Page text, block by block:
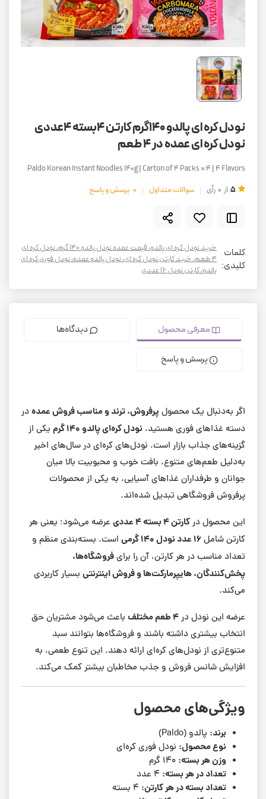
نودل کره ای پالدو 140گرم کارتن 4بسته 4عددی
نودل کره ای عمده در 4 طعم
Paldo Korean Instant Noodles 140g | Carton of 4 Packs × 4 | 4 Flavors
5 از 0 رأی سوالات متداول 0 پرسش و پاسخ
کلمات
کلیدی:
خرید نودل کره ای پالدو، قیمت عمده نودل پالدو ۱۴۰ گرم، نودل کره ای
۴ طعم، خرید کارتن نودل کره ای، نودل پالدو عمده، نودل فوری کره ای
پالدو، کارتن نودل ۱۶ عددی
معرفی محصول دیدگاه‌ها
پرسش و پاسخ
اگر به‌دنبال یک محصول پرفروش، ترند و مناسب فروش عمدهدر
دسته غذاهای فوری هستید، نودل کره‌ای پالدو ۱۴۰ گرم
یکی از
گزینه‌های جذاب بازار است. نودل‌های کره‌ای در سال‌های اخیر
به‌دلیل طعم‌های متنوع، بافت خوب و محبوبیت بالا میان
جوانان و طرفداران غذاهای آسیایی، به یکی از محصولات
پرفروش فروشگاهی تبدیل شده‌اند.
این محصول درکارتن ۴ بسته ۴ عددی
عرضه می‌شود؛ یعنی هر
کارتن شامل۱۶ عدد نودل ۱۴۰ گرمی
است. بسته‌بندی منظم و
تعداد مناسب در هر کارتن، آن را برایفروشگاه‌ها،
پخش‌کنندگان، هایپرمارکت‌ها و فروش اینترنتی بسیار کاربردی
می‌کند.
عرضه این نودل در۴ طعم مختلف
باعث می‌شود مشتریان حق
انتخاب بیشتری داشته باشند و فروشگاه‌ها بتوانند سبد
متنوع‌تری از نودل‌های کره‌ای ارائه دهند. این تنوع طعمی، به
افزایش شانس فروش و جذب مخاطبان بیشتر کمک می‌کند.
ویژگی‌های محصول
برند: پالدو (Paldo)
نوع محصول: نودل فوری کره‌ای
وزن هر بسته:
تعداد در هر بسته:
تعداد بسته در هر کارتن: